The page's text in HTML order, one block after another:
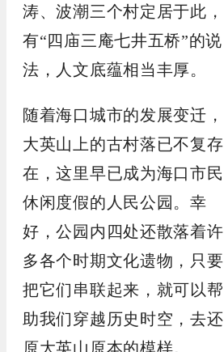
涛、波潮三个村定居于此，
有“四庙三庵七井五桥”的说
法，人文底蕴相当丰厚。
随着海口城市的发展变迁，
大英山上的古村落已不复存
在，这里早已成为海口市民
休闲度假的人民公园。幸
好，公园内四处还散落着许
多各个时期文化遗物，只要
把它们串联起来，就可以帮
助我们穿越历史时空，去还
原大英山原本的模样。